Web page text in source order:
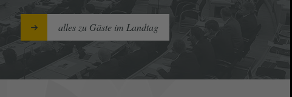
alles zu Gäste im Landtag